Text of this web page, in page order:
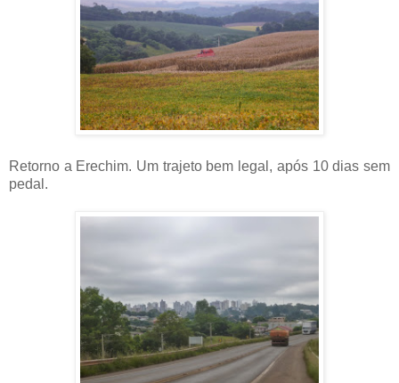
Retorno a Erechim. Um trajeto bem legal, após 10 dias sem
pedal.